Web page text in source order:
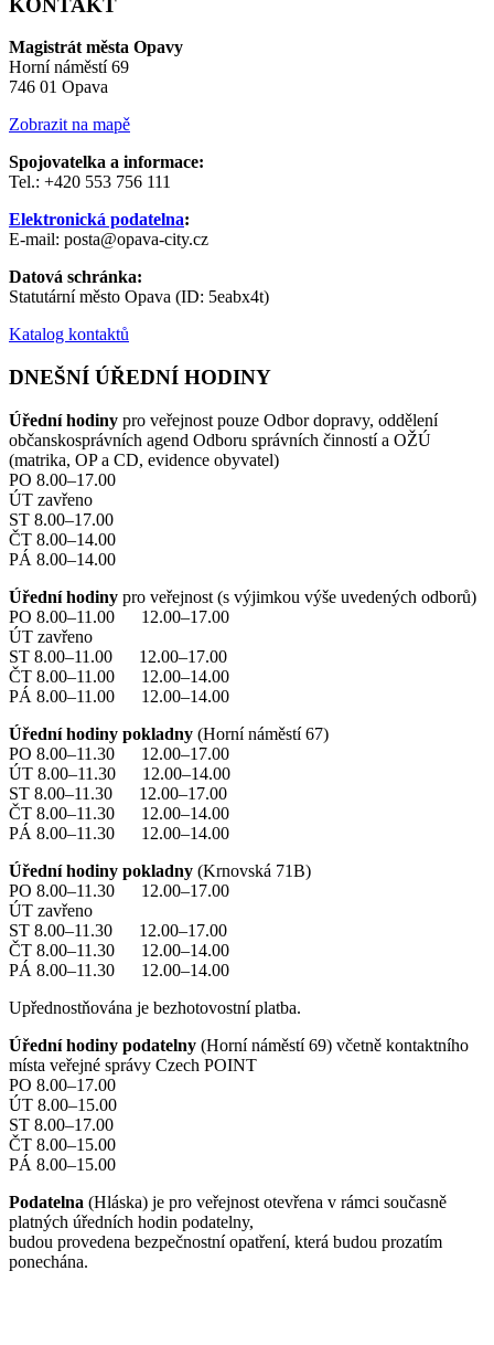
KONTAKT
Magistrát města Opavy
Horní náměstí 69
746 01 Opava
Zobrazit na mapě
Spojovatelka a informace:
Tel.: +420 553 756 111
Elektronická podatelna:
E-mail: posta@opava-city.cz
Datová schránka:
Statutární město Opava (ID: 5eabx4t)
Katalog kontaktů
DNEŠNÍ ÚŘEDNÍ HODINY
Úřední hodiny pro veřejnost pouze Odbor dopravy, oddělení
občanskosprávních agend Odboru správních činností a OŽÚ
(matrika, OP a CD, evidence obyvatel)
PO 8.00–17.00
ÚT zavřeno
ST 8.00–17.00
ČT 8.00–14.00
PÁ 8.00–14.00
Úřední hodiny pro veřejnost (s výjimkou výše uvedených odborů)
PO 8.00–11.00 12.00–17.00
ÚT zavřeno
ST 8.00–11.00 12.00–17.00
ČT 8.00–11.00 12.00–14.00
PÁ 8.00–11.00 12.00–14.00
Úřední hodiny pokladny (Horní náměstí 67)
PO 8.00–11.30 12.00–17.00
ÚT 8.00–11.30 12.00–14.00
ST 8.00–11.30 12.00–17.00
ČT 8.00–11.30 12.00–14.00
PÁ 8.00–11.30 12.00–14.00
Úřední hodiny pokladny (Krnovská 71B)
PO 8.00–11.30 12.00–17.00
ÚT zavřeno
ST 8.00–11.30 12.00–17.00
ČT 8.00–11.30 12.00–14.00
PÁ 8.00–11.30 12.00–14.00
Upřednostňována je bezhotovostní platba.
Úřední hodiny podatelny (Horní náměstí 69) včetně kontaktního
místa veřejné správy Czech POINT
PO 8.00–17.00
ÚT 8.00–15.00
ST 8.00–17.00
ČT 8.00–15.00
PÁ 8.00–15.00
Podatelna (Hláska) je pro veřejnost otevřena v rámci současně
platných úředních hodin podatelny,
budou provedena bezpečnostní opatření, která budou prozatím
ponechána.